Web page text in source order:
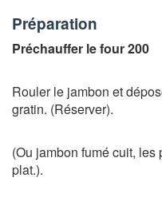
Préparation
Préchauffer le four 200
Rouler le jambon et
gratin. (Réserver).
(Ou jambon fumé cuit,
plat.).